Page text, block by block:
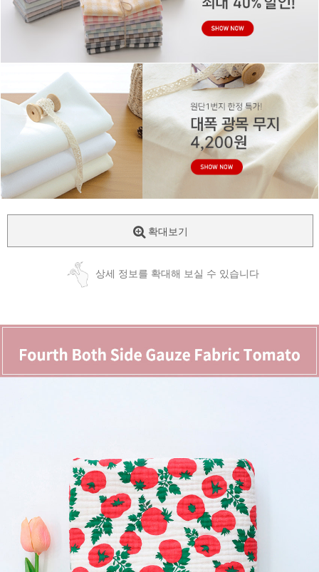
확대보기
상세 정보를 확대해 보실 수 있습니다